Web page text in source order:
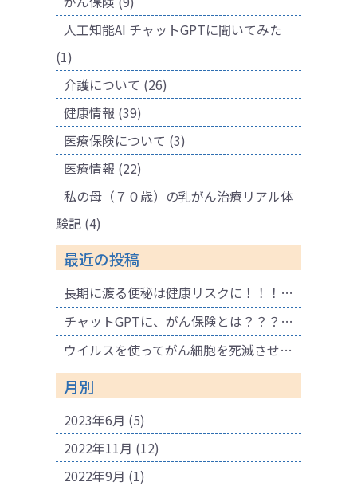
人工知能AI チャットGPTに聞いてみた
(1)
介護について (26)
健康情報 (39)
医療保険について (3)
医療情報 (22)
私の母（７０歳）の乳がん治療リアル体
験記 (4)
最近の投稿
長期に渡る便秘は健康リスクに！！！ 腐敗物質が溜まり健康に悪影響も！肌荒れの原因にも！
チャットGPTに、がん保険とは？？？と聞いてみました。
ウイルスを使ってがん細胞を死滅させる療法
月別
2023年6月 (5)
2022年11月 (12)
2022年9月 (1)